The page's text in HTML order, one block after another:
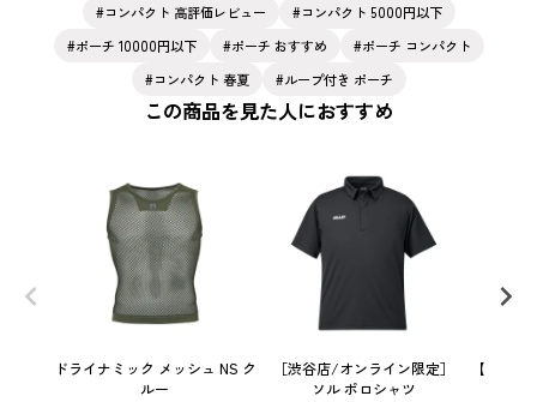
コンパクト 高評価レビュー
コンパクト 5000円以下
ポーチ 10000円以下
ポーチ おすすめ
ポーチ コンパクト
コンパクト 春夏
ループ付き ポーチ
この商品を見た人におすすめ
ドライナミック メッシュ NS ク
ルー
［渋谷店/オンライン限定］
ソル ポロシャツ
【ウィ